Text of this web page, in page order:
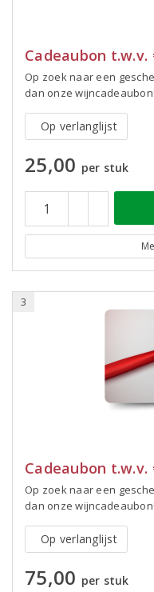
Cadeaubon t.w.v.
Op zoek naar een
dan onze wijncadeaubon!
Op verlanglijst
25,00 per stuk
3
Cadeaubon t.w.v.
Op zoek naar een
dan onze wijncadeaubon!
Op verlanglijst
75,00 per stuk